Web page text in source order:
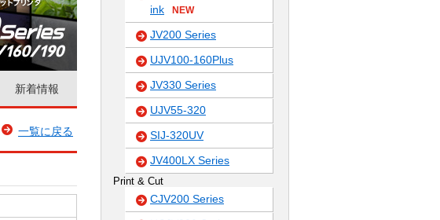
新着情報
一覧に戻る
ink
NEW
JV200 Series
UJV100-160Plus
JV330 Series
UJV55-320
SIJ-320UV
JV400LX Series
Print & Cut
CJV200 Series